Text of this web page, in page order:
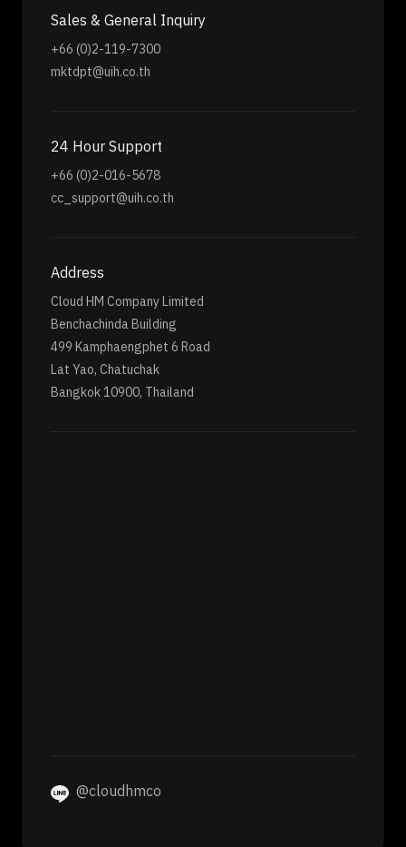
Sales & General Inquiry
+66 (0)2-119-7300
mktdpt@uih.co.th
24 Hour Support
+66 (0)2-016-5678
cc_support@uih.co.th
Address
Cloud HM Company Limited
Benchachinda Building
499 Kamphaengphet 6 Road
Lat Yao, Chatuchak
Bangkok 10900, Thailand
@cloudhmco